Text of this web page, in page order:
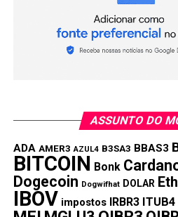
ASSUNTO DO
ADA AMER3 AZUL4 B3SA3 BBAS3
BITCOIN Bonk
Dogecoin Dogwifhat DOLAR
IBOV impostos IRBR3 ITUB4